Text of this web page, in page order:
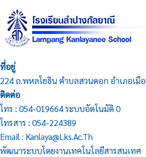
ที่อยู่
224 ถ.พหลโยธิน ตำบลสวนดอก อำเภอเมือ
ติดต่อ
โทร : 054-019664 ระบบอัตโนมัติ 0
โทรสาร : 054-224389
Email : Kanlaya@lks.ac.th
พัฒนาระบบโดยงานเทคโนโลยีสารสนเทศ